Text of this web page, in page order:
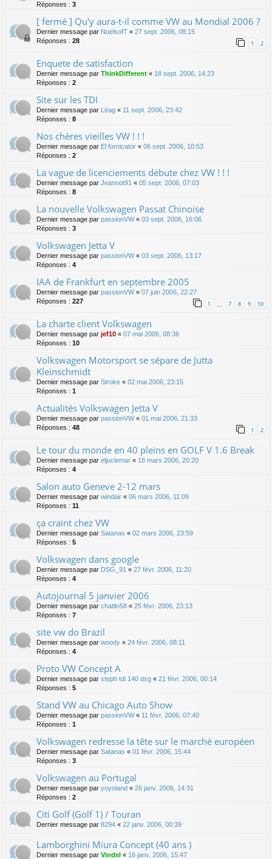
Réponses : 3
[ fermé ] Qu'y aura-t-il comme VW au Mondial 2006 ?
Dernier message par NoelsofT « 27 sept. 2006, 08:15
Réponses : 28 1 2
Enquete de satisfaction
Dernier message par ThinkDifferent « 18 sept. 2006, 14:23
Réponses : 2
Site sur les TDI
Dernier message par Lëag « 11 sept. 2006, 23:42
Réponses : 8
Nos chères vieilles VW ! ! !
Dernier message par El fornicator « 06 sept. 2006, 10:53
Réponses : 2
La vague de licenciements débute chez VW ! ! !
Dernier message par Jeannot91 « 05 sept. 2006, 07:03
Réponses : 8
La nouvelle Volkswagen Passat Chinoise
Dernier message par passionVW« 03 sept. 2006, 16:06
Réponses : 3
Volkswagen Jetta V
Dernier message par passionVW« 03 sept. 2006, 13:17
Réponses : 4
IAA de Frankfurt en septembre 2005
Dernier message par passionVW« 07 juin 2006, 22:27
Réponses : 227 1 … 7 8 9 10
La charte client Volkswagen
Dernier message par jef10 « 07 mai 2006, 08:36
Réponses : 10
Volkswagen Motorsport se sépare de Jutta
Kleinschmidt
Dernier message par Stroke « 02 mai 2006, 23:15
Réponses : 1
Actualités Volkswagen Jetta V
Dernier message par passionVW« 01 mai 2006, 21:33
Réponses : 48 1 2
Le tour du monde en 40 pleins en GOLF V 1.6 Break
Dernier message par eljuclemar « 18 mars 2006, 20:20
Réponses : 4
Salon auto Geneve 2-12 mars
Dernier message par windair « 06 mars 2006, 11:09
Réponses : 11
ça craint chez VW
Dernier message par Satanas « 02 mars 2006, 23:59
Réponses : 5
Volkswagen dans google
Dernier message par DSG_91 « 27 févr. 2006, 11:20
Réponses : 4
Autojournal 5 janvier 2006
Dernier message par chatlin58 « 25 févr. 2006, 23:13
Réponses : 7
site vw do Brazil
Dernier message par woody « 24 févr. 2006, 08:11
Réponses : 4
Proto VW Concept A
Dernier message par steph tdi 140 dsg « 21 févr. 2006, 00:14
Réponses : 5
Stand VW au Chicago Auto Show
Dernier message par passionVW« 11 févr. 2006, 07:40
Réponses : 1
Volkswagen redresse la tête sur le marché européen
Dernier message par Satanas « 01 févr. 2006, 15:44
Réponses : 3
Volkswagen au Portugal
Dernier message par yoyoland « 26 janv. 2006, 14:31
Réponses : 2
Citi Golf (Golf 1) / Touran
Dernier message par 8294 « 22 janv. 2006, 00:39
Lamborghini Miura Concept (40 ans )
Dernier message par Vindel « 16 janv. 2006, 15:47